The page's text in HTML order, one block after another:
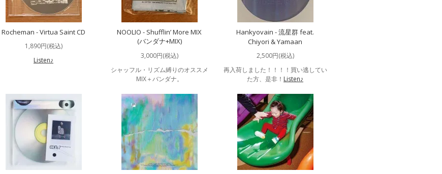
Rocheman - Virtua Saint CD
1,890円(税込)
Listen♪
NOOLIO - Shufflin’ More MIX
(バンダナ+MIX)
3,000円(税込)
シャッフル・リズム縛りのオススメ
MIX＋バンダナ。
Hankyovain - 流星群 feat.
Chiyori & Yamaan
2,500円(税込)
再入荷しました！！！！買い逃してい
た方、是非！ Listen♪